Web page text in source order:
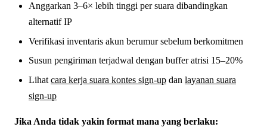
Anggarkan 3–6× lebih tinggi per suara dibandingkan
alternatif IP
Verifikasi inventaris akun berumur sebelum berkomitmen
Susun pengiriman terjadwal dengan buffer atrisi 15–20%
Lihat cara kerja suara kontes sign-up dan layanan suara
sign-up
Jika Anda tidak yakin format mana yang berlaku: